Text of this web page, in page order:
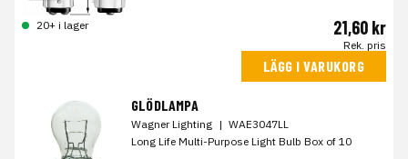
20+ i lager 21,60 kr
Rek. pris
LÄGG I VARUKORG
GLÖDLAMPA
Wagner Lighting | WAE3047LL
Long Life Multi-Purpose Light Bulb Box of 10